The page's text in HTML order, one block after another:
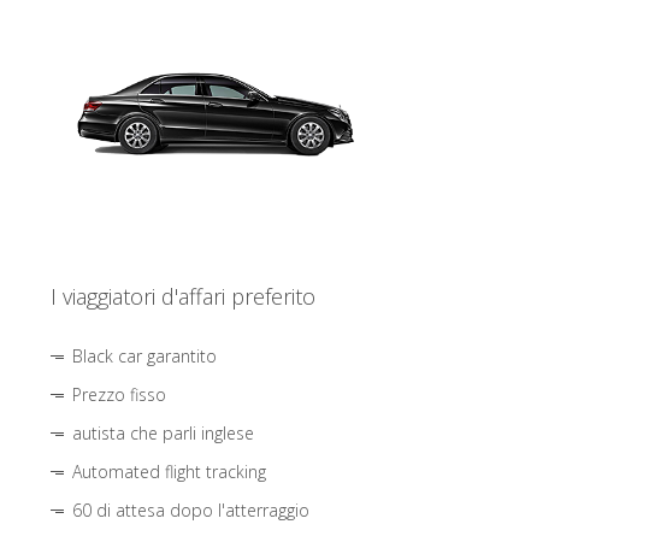
I viaggiatori d'affari preferito
Black car garantito
Prezzo fisso
autista che parli inglese
Automated flight tracking
60 di attesa dopo l'atterraggio